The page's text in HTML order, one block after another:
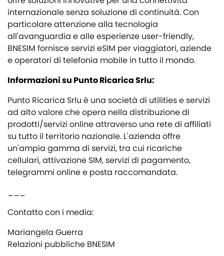
internazionale senza soluzione di continuità. Con
particolare attenzione alla tecnologia
all'avanguardia e alle esperienze user-friendly,
BNESIM fornisce servizi eSIM per viaggiatori, aziende
e operatori di telefonia mobile in tutto il mondo.
Informazioni su Punto Ricarica Srlu:
Punto Ricarica Srlu è una società di utilities e servizi
ad alto valore che opera nella distribuzione di
prodotti/servizi online attraverso una rete di affiliati
su tutto il territorio nazionale. L'azienda offre
un'ampia gamma di servizi, tra cui ricariche
cellulari, attivazione SIM, servizi di pagamento,
telegrammi online e posta raccomandata.
___
Contatto con i media:
Mariangela Guerra
Relazioni pubbliche BNESIM